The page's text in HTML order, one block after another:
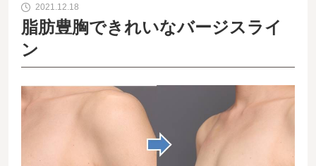
2021.12.18
脂肪豊胸できれいなバージスライ
ン